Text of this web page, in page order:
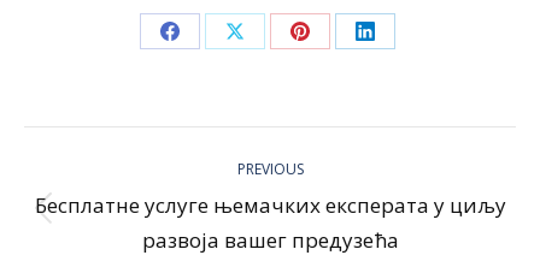
Share
Facebook
Share
X
Share
Pinterest
Share
LinkedIn
PREVIOUS
Previous
post:
Бесплатне услуге њемачких експерата у циљу
развоја вашег предузећа